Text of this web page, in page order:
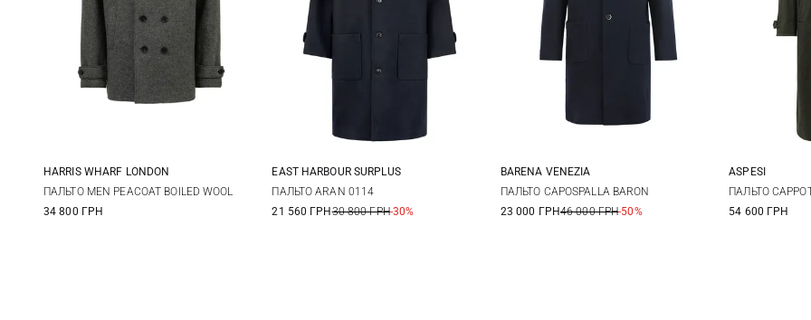
48 50 52 54
HARRIS WHARF LONDON
ПАЛЬТО MEN PEACOAT BOILED WOOL
34 800 ГРН
48 50
EAST HARBOUR SURPLUS
ПАЛЬТО ARAN 0114
21 560 ГРН30 800 ГРН-30%
48 50 52
BARENA VENEZIA
ПАЛЬТО CAPOSPALLA BARON
23 000 ГРН46 000 ГРН-50%
M
ASPESI
ПАЛЬТО
54 600 ГРН